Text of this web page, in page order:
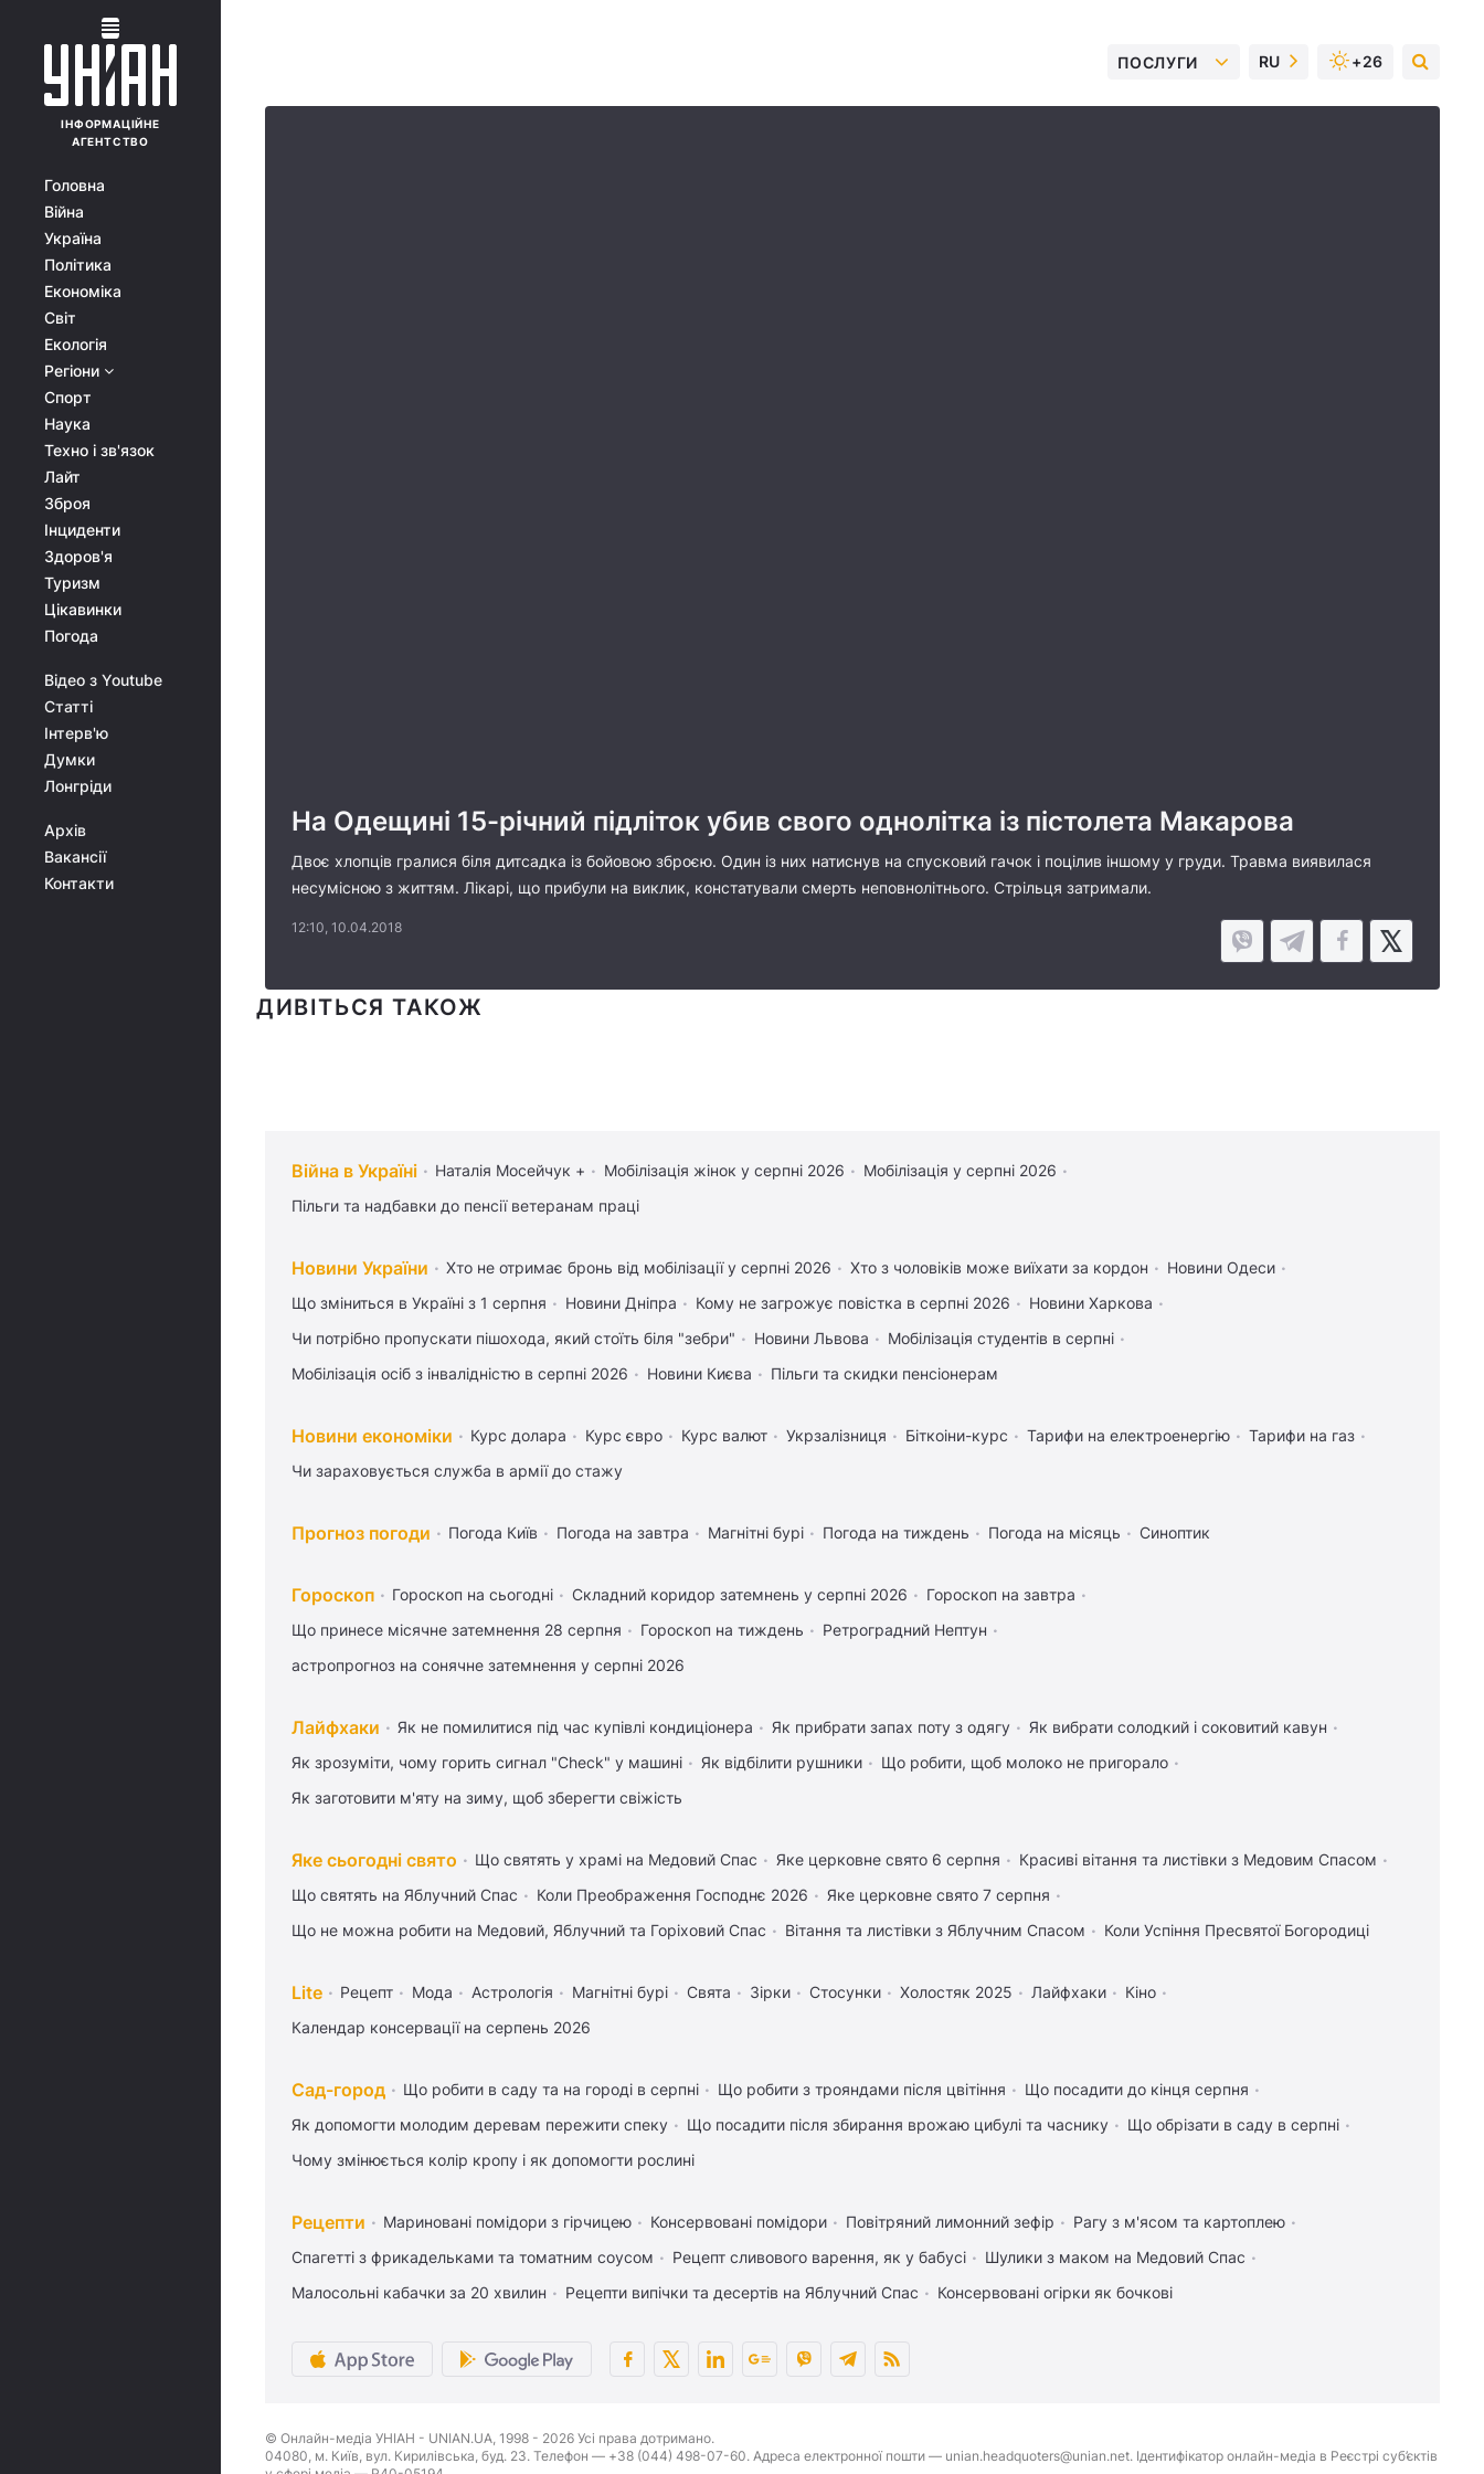
ІНФОРМАЦІЙНЕ
АГЕНТСТВО
Головна
Війна
Україна
Політика
Економіка
Світ
Екологія
Регіони
Спорт
Наука
Техно і зв'язок
Лайт
Зброя
Інциденти
Здоров'я
Туризм
Цікавинки
Погода
Відео з Youtube
Статті
Інтерв'ю
Думки
Лонгріди
Архів
Вакансії
Контакти
ПОСЛУГИ RU +26
На Одещині 15-річний підліток убив свого однолітка із пістолета Макарова
Двоє хлопців гралися біля дитсадка із бойовою зброєю. Один із них натиснув на спусковий гачок і поцілив іншому у груди. Травма виявилася
несумісною з життям. Лікарі, що прибули на виклик, констатували смерть неповнолітнього. Стрільця затримали.
12:10, 10.04.2018
ДИВІТЬСЯ ТАКОЖ
Війна в Україні Наталія Мосейчук + Мобілізація жінок у серпні 2026
Мобілізація у серпні 2026
Пільги та надбавки до пенсії ветеранам праці
Новини України Хто не отримає бронь від мобілізації у серпні 2026 Хто з чоловіків може виїхати за кордон
Новини Одеси
Що зміниться в Україні з 1 серпня
Новини Дніпра Кому не загрожує повістка в серпні 2026
Новини Харкова
Чи потрібно пропускати пішохода, який стоїть біля "зебри"
Новини Львова
Мобілізація студентів в серпні
Мобілізація осіб з інвалідністю в серпні 2026
Новини Києва Пільги та скидки пенсіонерам
Новини економіки Курс долара Курс євро Курс валют Укрзалізниця Біткоіни-курс Тарифи на електроенергію
Тарифи на газ
Чи зараховується служба в армії до стажу
Прогноз погоди Погода Київ Погода на завтра Магнітні бурі Погода на тиждень Погода на місяць Синоптик
Гороскоп Гороскоп на сьогодні Складний коридор затемнень у серпні 2026
Гороскоп на завтра
Що принесе місячне затемнення 28 серпня
Гороскоп на тиждень
Ретроградний Нептун
астропрогноз на сонячне затемнення у серпні 2026
Лайфхаки Як не помилитися під час купівлі кондиціонера Як прибрати запах поту з одягу
Як вибрати солодкий і соковитий кавун
Як зрозуміти, чому горить сигнал "Check" у машині
Як відбілити рушники
Що робити, щоб молоко не пригорало
Як заготовити м'яту на зиму, щоб зберегти свіжість
Яке сьогодні свято Що святять у храмі на Медовий Спас Яке церковне свято 6 серпня
Красиві вітання та листівки з Медовим Спасом
Що святять на Яблучний Спас
Коли Преображення Господнє 2026
Яке церковне свято 7 серпня
Що не можна робити на Медовий, Яблучний та Горіховий Спас
Вітання та листівки з Яблучним Спасом Коли Успіння Пресвятої Богородиці
Lite Рецепт Мода Астрологія Магнітні бурі Свята Зірки Стосунки Холостяк 2025 Лайфхаки
Кіно
Календар консервації на серпень 2026
Сад-город Що робити в саду та на городі в серпні Що робити з трояндами після цвітіння
Що посадити до кінця серпня
Як допомогти молодим деревам пережити спеку
Що посадити після збирання врожаю цибулі та часнику
Що обрізати в саду в серпні
Чому змінюється колір кропу і як допомогти рослині
Рецепти Мариновані помідори з гірчицею Консервовані помідори Повітряний лимонний зефір
Рагу з м'ясом та картоплею
Спагетті з фрикадельками та томатним соусом
Рецепт сливового варення, як у бабусі
Шулики з маком на Медовий Спас
Малосольні кабачки за 20 хвилин
Рецепти випічки та десертів на Яблучний Спас Консервовані огірки як бочкові
© Онлайн-медіа УНІАН - UNIAN.UA, 1998 - 2026 Усі права дотримано.
04080, м. Київ, вул. Кирилівська, буд. 23. Телефон — +38 (044) 498-07-60. Адреса електронної пошти — unian.headquoters@unian.net. Ідентифікатор онлайн-медіа в Реєстрі суб’єктів